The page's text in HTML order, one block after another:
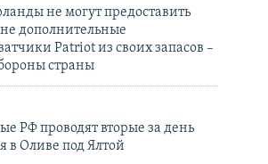
не могут предоставить
дополнительные
Patriot из своих запасов –
страны
РФ проводят вторые за день
в Оливе под Ялтой